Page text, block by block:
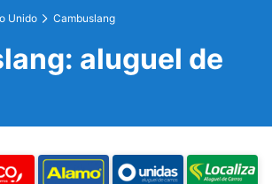
Unido Cambuslang
aluguel de